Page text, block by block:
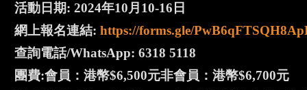
活動日期: 2024年10月10-16日
網上報名連結: https://forms.gle/
查詢電話/WhatsApp: 6318 5118
團費:會員：港幣$6,500元非會員：港幣$6,700元